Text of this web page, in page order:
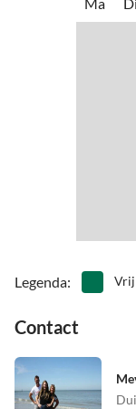
•naar Vlissingen,
Legenda: Vrij
Contact